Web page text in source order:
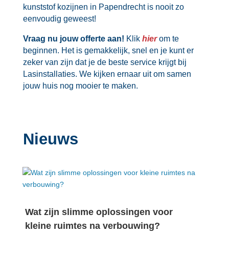
kunststof kozijnen in Papendrecht is nooit zo
eenvoudig geweest!
Vraag nu jouw offerte aan! Klik hierom te
beginnen.​ Het is gemakkelijk, snel en je kunt er
zeker van zijn dat je de beste service krijgt bij
Lasinstallaties.​ We kijken ernaar uit om samen
jouw huis nog mooier te maken.​
Nieuws
Wat zijn slimme oplossingen voor
kleine ruimtes na verbouwing?